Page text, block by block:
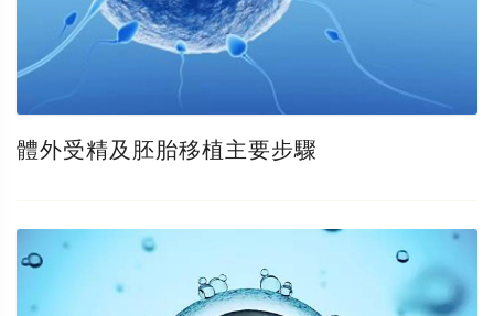
體外受精及胚胎移植主要步驟